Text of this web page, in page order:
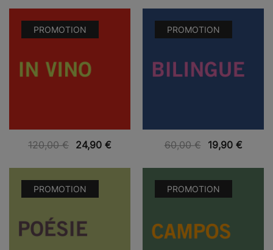
PROMOTION
VUE RAPIDE
120,00€ 24,90 €
PROMOTION
VUE RAPIDE
60,00€ 19,90 €
PROMOTION PROMOTION